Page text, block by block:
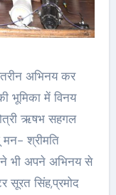
अभिनय कर
भूमिका में विनय
ऋषभ सहगल
मन- श्रीमति
भी अपने अभिनय से
सूरत सिंह,प्रमोद